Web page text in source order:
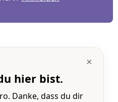
×
hier bist.
Danke, dass du dir